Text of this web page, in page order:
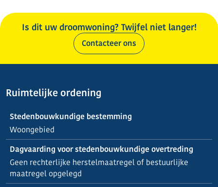
Is dit uw droomwoning? Twijfel niet langer!
Contacteer ons
Ruimtelijke ordening
Stedenbouwkundige bestemming
Woongebied
Dagvaarding voor stedenbouwkundige overtreding
Geen rechterlijke herstelmaatregel of bestuurlijke
maatregel opgelegd